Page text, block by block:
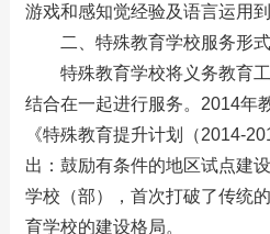
游戏和感知觉经验及语言运用到
二、特殊教育学校服务形式
特殊教育学校将义务教育
结合在一起进行服务。2014年
《特殊教育提升计划（2014-
出：鼓励有条件的地区试点建
学校（部），首次打破了传统
育学校的建设格局。